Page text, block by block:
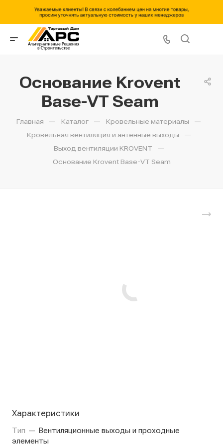
Основание Krovent
Base-VT Seam
Главная — Каталог — Кровельные материалы —
Кровельная вентиляция и антенные выходы —
Выход вентиляции KROVENT —
Основание Krovent Base-VT Seam
Характеристики
Тип — Вентиляционные выходы и проходные
элементы